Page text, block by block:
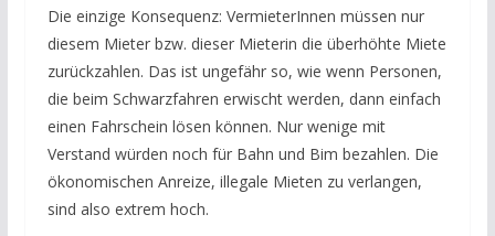
Die einzige Konsequenz: VermieterInnen müssen nur
diesem Mieter bzw. dieser Mieterin die überhöhte Miete
zurückzahlen. Das ist ungefähr so, wie wenn Personen,
die beim Schwarzfahren erwischt werden, dann einfach
einen Fahrschein lösen können. Nur wenige mit
Verstand würden noch für Bahn und Bim bezahlen. Die
ökonomischen Anreize, illegale Mieten zu verlangen,
sind also extrem hoch.